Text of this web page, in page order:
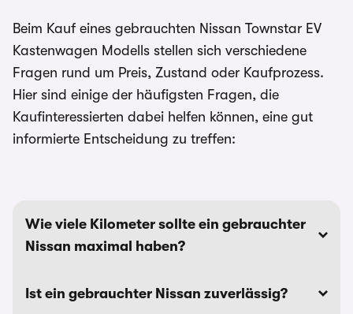
Beim Kauf eines gebrauchten Nissan Townstar EV
Kastenwagen Modells stellen sich verschiedene
Fragen rund um Preis, Zustand oder Kaufprozess.
Hier sind einige der häufigsten Fragen, die
Kaufinteressierten dabei helfen können, eine gut
informierte Entscheidung zu treffen:
Wie viele Kilometer sollte ein gebrauchter
Nissan maximal haben?
Ist ein gebrauchter Nissan zuverlässig?